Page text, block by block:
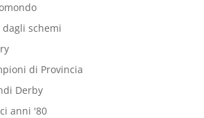
dagli schemi
di Provincia
Derby
anni '80